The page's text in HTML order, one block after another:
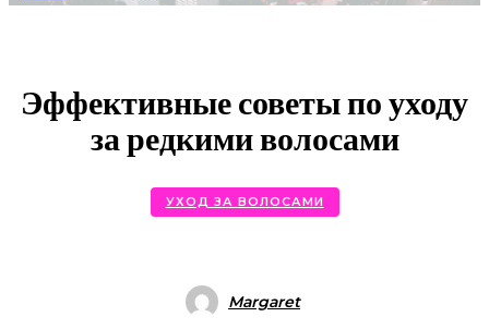
Эффективные советы по уходу
за редкими волосами
УХОД ЗА ВОЛОСАМИ
Margaret